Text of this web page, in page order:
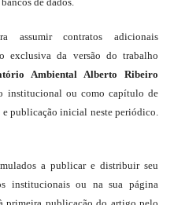
assumir contratos adicionais
exclusiva da versão do trabalho
Ambiental Alberto Ribeiro
institucional ou como capítulo de
publicação inicial neste periódico.
a publicar e distribuir seu
institucionais ou na sua página